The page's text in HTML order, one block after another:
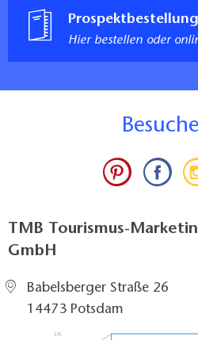
Prospektbestellung
Hier bestellen oder
B
TMB Tourismus-
GmbH
Babelsberger Straße 26
14473 Potsdam